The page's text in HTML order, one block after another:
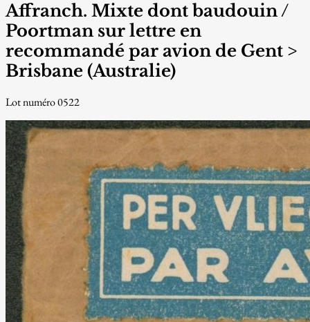
Affranch. Mixte dont baudouin /
Poortman sur lettre en
recommandé par avion de Gent >
Brisbane (Australie)
Lot numéro 0522